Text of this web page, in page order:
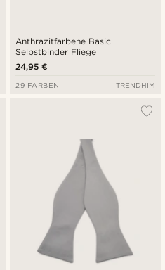
Anthrazitfarbene Basic
Selbstbinder Fliege
24,95 €
29 FARBEN TRENDHIM